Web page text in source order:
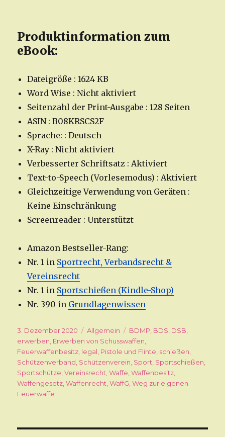
Produktinformation zum
eBook:
Dateigröße : 1624 KB
Word Wise : Nicht aktiviert
Seitenzahl der Print-Ausgabe : 128 Seiten
ASIN : B08KRSCS2F
Sprache: : Deutsch
X-Ray : Nicht aktiviert
Verbesserter Schriftsatz : Aktiviert
Text-to-Speech (Vorlesemodus) : Aktiviert
Gleichzeitige Verwendung von Geräten :
Keine Einschränkung
Screenreader : Unterstützt
Amazon Bestseller-Rang:
Nr. 1 in Sportrecht, Verbandsrecht &
Vereinsrecht
Nr. 1 in Sportschießen (Kindle-Shop)
Nr. 390 in Grundlagenwissen
Veröffentlicht
am
3. Dezember 2020 Kategorien
Allgemein Schlagwörter
BDMP BDS DSB
erwerben Erwerben von Schusswaffen
Feuerwaffenbesitz legal Pistole und Flinte schießen
Schützenverband Schützenverein Sport Sportschießen
Sportschütze ,Vereinsrecht ,Waffe ,Waffenbesitz
Waffengesetz ,Waffenrecht ,WaffG ,Weg zur eigenen
Feuerwaffe